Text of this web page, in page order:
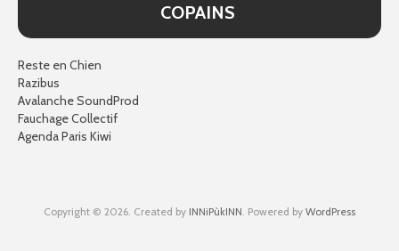
COPAINS
Reste en Chien
Razibus
Avalanche SoundProd
Fauchage Collectif
Agenda Paris Kiwi
Copyright © 2026. Created by INNiPùkINN . Powered by WordPress